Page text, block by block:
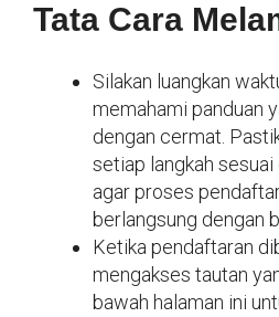
Tata Cara
Silakan luangkan
memahami panduan
dengan cermat.
setiap langkah
agar proses
berlangsung dengan
Ketika pendaftaran
mengakses tautan
bawah halaman ini